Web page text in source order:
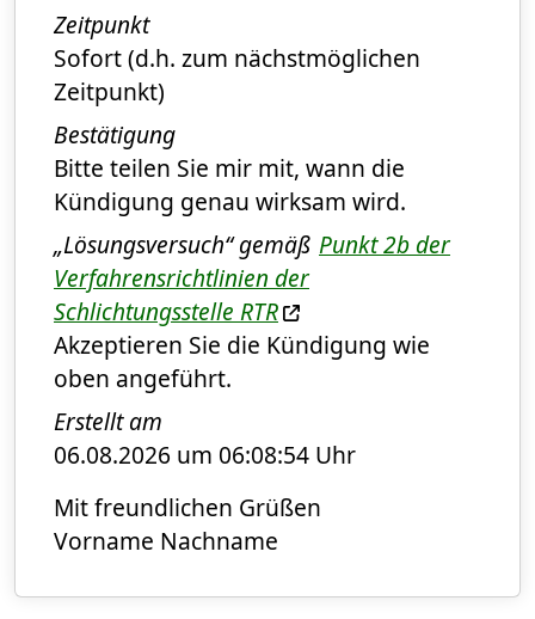
Zeitpunkt
Sofort (d.h. zum nächstmöglichen
Zeitpunkt)
Bestätigung
Bitte teilen Sie mir mit, wann die
Kündigung genau wirksam wird.
„Lösungsversuch“ gemäß Punkt 2b der
Verfahrensrichtlinien der
Schlichtungsstelle RTR
Akzeptieren Sie die Kündigung wie
oben angeführt.
Erstellt am
06.08.2026 um 06:08:54 Uhr
Mit freundlichen Grüßen
Vorname Nachname